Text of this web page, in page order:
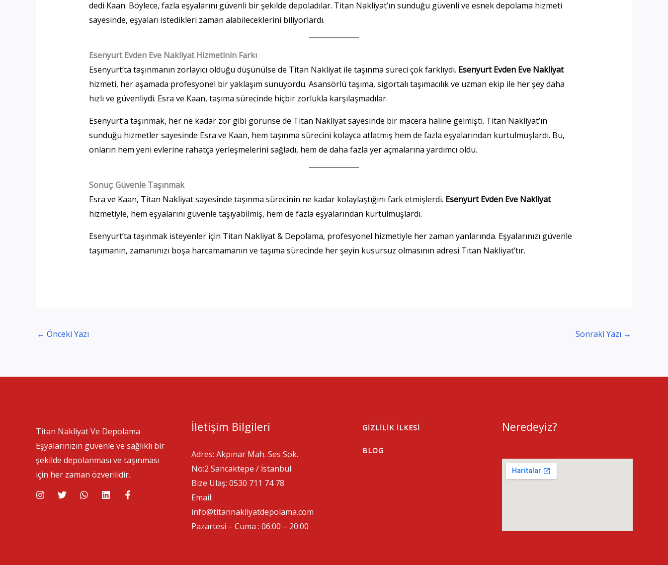
dedi Kaan. Böylece, fazla eşyalarını güvenli bir şekilde depoladılar. Titan Nakliyat’ın sunduğu güvenli ve esnek depolama hizmeti
sayesinde, eşyaları istedikleri zaman alabileceklerini biliyorlardı.
Esenyurt Evden Eve Nakliyat Hizmetinin Farkı
Esenyurt’ta taşınmanın zorlayıcı olduğu düşünülse de Titan Nakliyat ile taşınma süreci çok farklıydı. Esenyurt Evden Eve Nakliyat
hizmeti, her aşamada profesyonel bir yaklaşım sunuyordu. Asansörlü taşıma, sigortalı taşımacılık ve uzman ekip ile her şey daha
hızlı ve güvenliydi. Esra ve Kaan, taşıma sürecinde hiçbir zorlukla karşılaşmadılar.
Esenyurt’a taşınmak, her ne kadar zor gibi görünse de Titan Nakliyat sayesinde bir macera haline gelmişti. Titan Nakliyat’ın
sunduğu hizmetler sayesinde Esra ve Kaan, hem taşınma sürecini kolayca atlatmış hem de fazla eşyalarından kurtulmuşlardı. Bu,
onların hem yeni evlerine rahatça yerleşmelerini sağladı, hem de daha fazla yer açmalarına yardımcı oldu.
Sonuç: Güvenle Taşınmak
Esra ve Kaan, Titan Nakliyat sayesinde taşınma sürecinin ne kadar kolaylaştığını fark etmişlerdi. Esenyurt Evden Eve Nakliyat
hizmetiyle, hem eşyalarını güvenle taşıyabilmiş, hem de fazla eşyalarından kurtulmuşlardı.
Esenyurt’ta taşınmak isteyenler için Titan Nakliyat & Depolama, profesyonel hizmetiyle her zaman yanlarında. Eşyalarınızı güvenle
taşımanın, zamanınızı boşa harcamamanın ve taşıma sürecinde her şeyin kusursuz olmasının adresi Titan Nakliyat’tır.
← Önceki Yazı Sonraki Yazı →
Titan Nakliyat Ve Depolama
Eşyalarınızın güvenle ve sağlıklı bir
şekilde depolanması ve taşınması
için her zaman özverilidir.
İletişim Bilgileri
Adres: Akpınar Mah. Ses Sok.
No:2 Sancaktepe / İstanbul
Bize Ulaş: 0530 711 74 78
Email:
info@titannakliyatdepolama.com
Pazartesi – Cuma : 06:00 – 20:00
GIZLILIK İLKESI
BLOG
Neredeyiz?